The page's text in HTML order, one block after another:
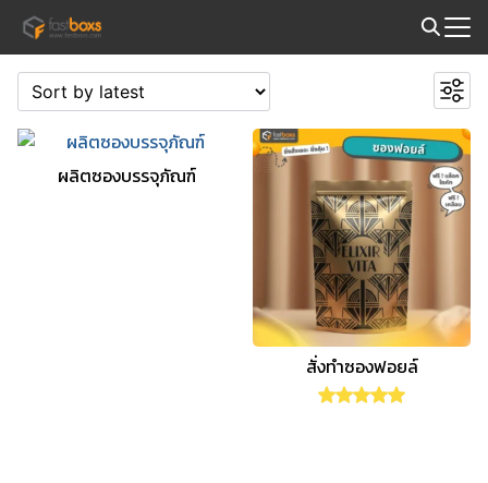
Skip
content
for:
ผลิตซองบรรจุภัณฑ์
สั่งทำซองฟอยล์
Rated5.00